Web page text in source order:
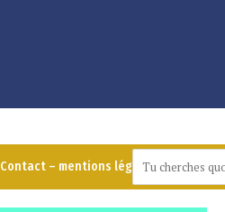
Contact – mentions légales